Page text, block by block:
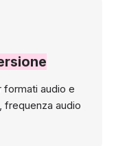
formati audio e
audio